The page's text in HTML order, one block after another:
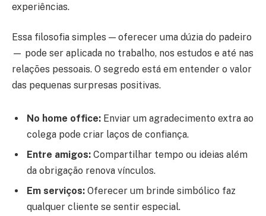
experiências.
Essa filosofia simples — oferecer uma dúzia do padeiro
— pode ser aplicada no trabalho, nos estudos e até nas
relações pessoais. O segredo está em entender o valor
das pequenas surpresas positivas.
No home office: Enviar um agradecimento extra ao
colega pode criar laços de confiança.
Entre amigos: Compartilhar tempo ou ideias além
da obrigação renova vínculos.
Em serviços: Oferecer um brinde simbólico faz
qualquer cliente se sentir especial.